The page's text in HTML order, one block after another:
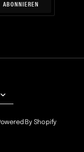
ABONNIEREN
By Shopify